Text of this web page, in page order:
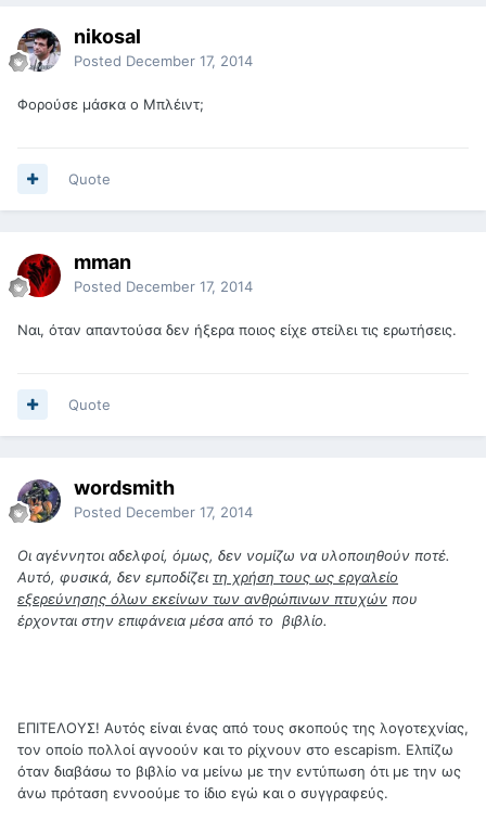
nikosal
Posted December 17, 2014
Φορούσε μάσκα ο Μπλέιντ;
Quote
mman
Posted December 17, 2014
Ναι, όταν απαντούσα δεν ήξερα ποιος είχε στείλει τις ερωτήσεις.
Quote
wordsmith
Posted December 17, 2014
Οι αγέννητοι αδελφοί, όμως, δεν νομίζω να υλοποιηθούν ποτέ.
Αυτό, φυσικά, δεν εμποδίζει τη χρήση τους ως εργαλείο
εξερεύνησης όλων εκείνων των ανθρώπινων πτυχών που
έρχονται στην επιφάνεια μέσα από το βιβλίο.
ΕΠΙΤΕΛΟΥΣ! Αυτός είναι ένας από τους σκοπούς της λογοτεχνίας,
τον οποίο πολλοί αγνοούν και το ρίχνουν στο escapism. Ελπίζω
όταν διαβάσω το βιβλίο να μείνω με την εντύπωση ότι με την ως
άνω πρόταση εννοούμε το ίδιο εγώ και ο συγγραφεύς.